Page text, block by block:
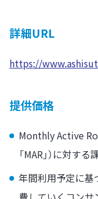
詳細URL
https://
提供価格
Monthly Active
「MAR」）に対する
年間利用予定に基